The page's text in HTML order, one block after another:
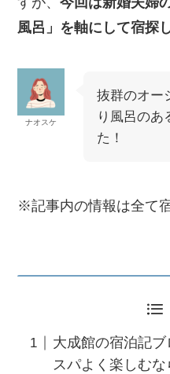
風呂」を軸にして宿探
ナオスケ
抜群のオー
り風呂のあ
た！
※記事内の情報は全て
大成館の宿泊記
スパよく楽しむな